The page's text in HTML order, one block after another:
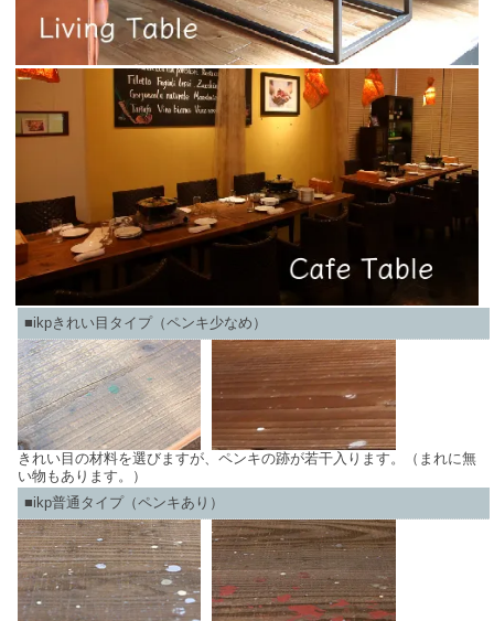
■ikpきれい目タイプ（ペンキ少なめ）
きれい目の材料を選びますが、ペンキの跡が若干入ります。（まれに無
い物もあります。）
■ikp普通タイプ（ペンキあり）